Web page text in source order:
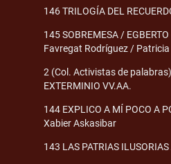
146 TRILOGÍA DEL
145 SOBREMESA /
Favregat Rodríguez / Patricia
2 (Col. Activistas de
EXTERMINIO VV.AA.
144 EXPLICO A MÍ POCO A
Xabier Askasibar
143 LAS PATRIAS